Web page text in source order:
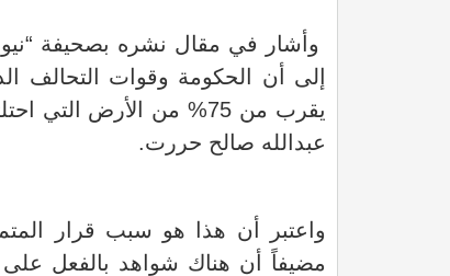
وأشار في مقال نشره بصحيفة
إلى أن الحكومة وقوات التحالف
يقرب من 75% من الأرض
عبدالله صالح حررت.
واعتبر أن هذا هو سبب قرار
مضيفاً أن هناك شواهد بالفعل على